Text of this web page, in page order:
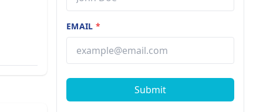
EMAIL*
Submit